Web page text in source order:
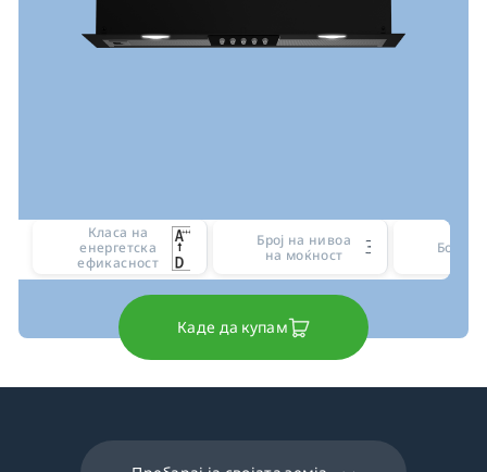
Класа на
енергетска
ефикасност
Број на нивоа
на моќност
Боја
Каде да купам